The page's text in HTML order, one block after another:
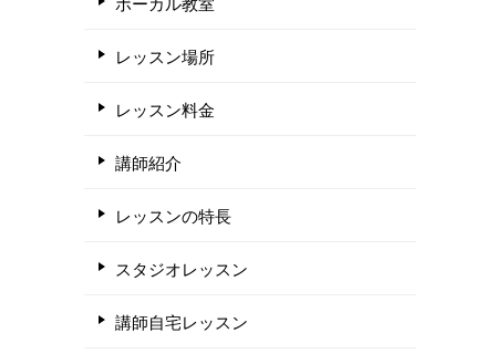
レッスン場所
レッスン料金
講師紹介
レッスンの特長
スタジオレッスン
講師自宅レッスン